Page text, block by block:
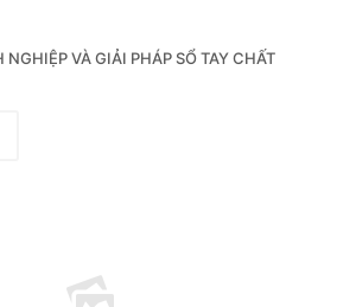
NGHIỆP VÀ GIẢI PHÁP SỔ TAY CHẤT